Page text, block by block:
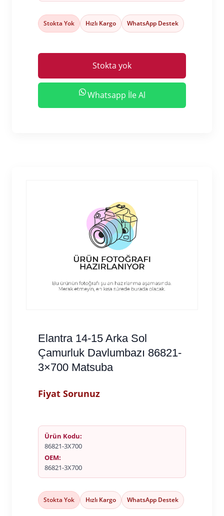
Stokta Yok Hızlı Kargo WhatsApp Destek
Stokta yok
Whatsapp İle Al
Elantra 14-15 Arka Sol
Çamurluk Davlumbazı 86821-
3×700 Matsuba
Fiyat Sorunuz
Ürün Kodu:
86821-3X700
OEM:
86821-3X700
Stokta Yok Hızlı Kargo WhatsApp Destek